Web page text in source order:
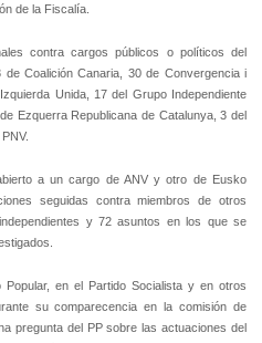
de la Fiscalía.
contra cargos públicos o políticos del
Coalición Canaria, 30 de Convergencia i
Unida, 17 del Grupo Independiente
Ezquerra Republicana de Catalunya, 3 del
a un cargo de ANV y otro de Eusko
seguidas contra miembros de otros
y 72 asuntos en los que se
en el Partido Socialista y en otros
su comparecencia en la comisión de
pregunta del PP sobre las actuaciones del